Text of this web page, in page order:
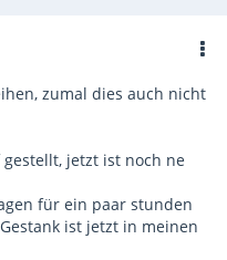
zumal dies auch nicht
jetzt ist noch ne
für ein paar stunden
ist jetzt in meinen